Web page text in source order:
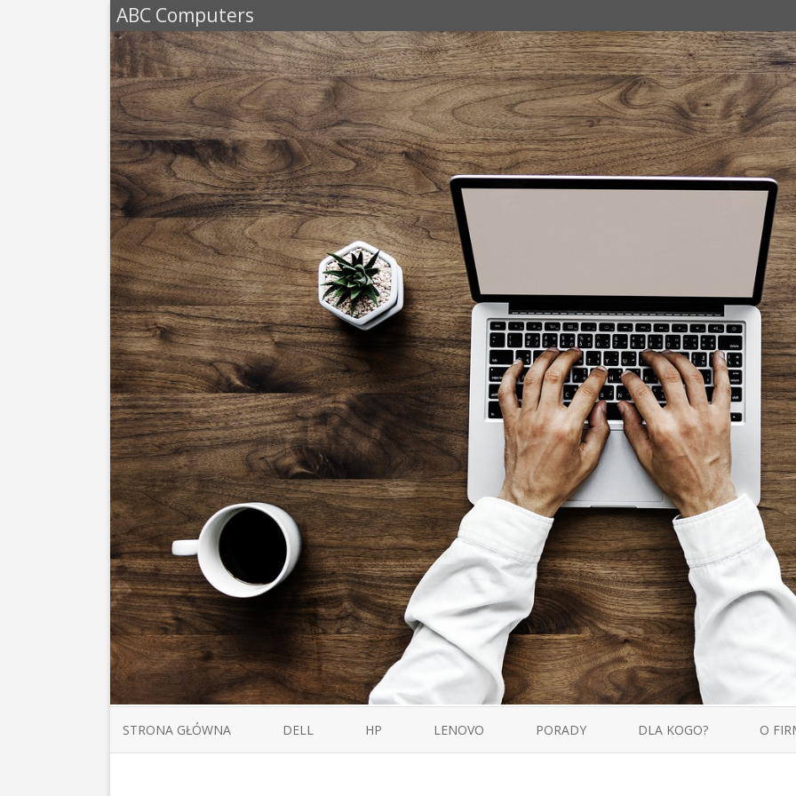
ABC Computers
STRONA GŁÓWNA DELL HP LENOVO PORADY DLA KOGO? O